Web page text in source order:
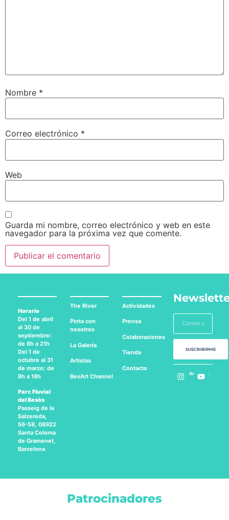
Nombre *
Correo electrónico *
Web
Guarda mi nombre, correo electrónico y web en este
navegador para la próxima vez que comente.
Horario
Del 1 de abril
al 30 de
septiembre:
de 8h a 21h
Del 1 de
octubre al 31
de marzo: de
8h a 18h
Parc Fluvial
del Besòs
Passeig de la
Salzereda,
56-58, 08922
Santa Coloma
de Gramenet,
Barcelona
The River
Pinta con
nosotros
La Galería
Artistas
BesArt Channel
Actividades
Prensa
Colaboraciones
Tienda
Contacto
SUSCRIBIRME
Síguenos en:
Patrocinadores